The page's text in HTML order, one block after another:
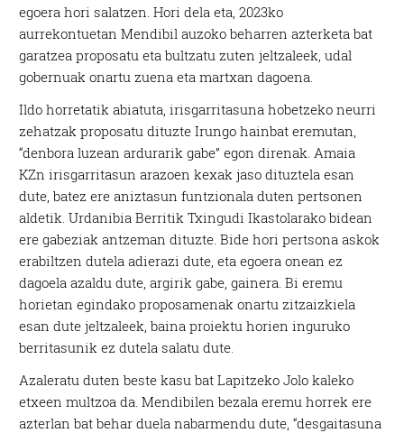
egoera hori salatzen. Hori dela eta, 2023ko
aurrekontuetan Mendibil auzoko beharren azterketa bat
garatzea proposatu eta bultzatu zuten jeltzaleek, udal
gobernuak onartu zuena eta martxan dagoena.
Ildo horretatik abiatuta, irisgarritasuna hobetzeko neurri
zehatzak proposatu dituzte Irungo hainbat eremutan,
“denbora luzean ardurarik gabe” egon direnak. Amaia
KZn irisgarritasun arazoen kexak jaso dituztela esan
dute, batez ere aniztasun funtzionala duten pertsonen
aldetik. Urdanibia Berritik Txingudi Ikastolarako bidean
ere gabeziak antzeman dituzte. Bide hori pertsona askok
erabiltzen dutela adierazi dute, eta egoera onean ez
dagoela azaldu dute, argirik gabe, gainera. Bi eremu
horietan egindako proposamenak onartu zitzaizkiela
esan dute jeltzaleek, baina proiektu horien inguruko
berritasunik ez dutela salatu dute.
Azaleratu duten beste kasu bat Lapitzeko Jolo kaleko
etxeen multzoa da. Mendibilen bezala eremu horrek ere
azterlan bat behar duela nabarmendu dute, “desgaitasuna